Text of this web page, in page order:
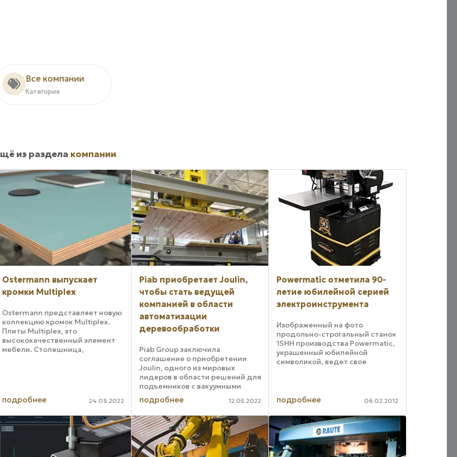
Все компании
Категория
из раздела компании
Ostermann выпускает
кромки Multiplex
Ostermann представляет новую
коллекцию кромок Multiplex.
Плиты Multiplex, это
высококачественный элемент
мебели. Столешница,
кромка придает столешнице ...
подробнее 24.03.2022
Piab приобретает Joulin,
чтобы стать ведущей
компанией в области
автоматизации
деревообработки
Piab Group заключила
соглашение о приобретении
Joulin, одного из мировых
лидеров в области решений для
подъемников с вакуумными
захватами. Общий объем
продаж Joulin приближается к
15 миллионам евро. Имея более
чем 60-летнюю историю, Joulin
добавляет ...
подробнее 12.05.2022
Powermatic отметила 90-
летие юбилейной серией
электроинструмента
Изображенный на фото
продольно-строгальный станок
15HH производства Powermatic,
украшенный юбилейной
символикой, ведет свое
Леонард Ф. Смит-старший
подробнее 06.02.2012